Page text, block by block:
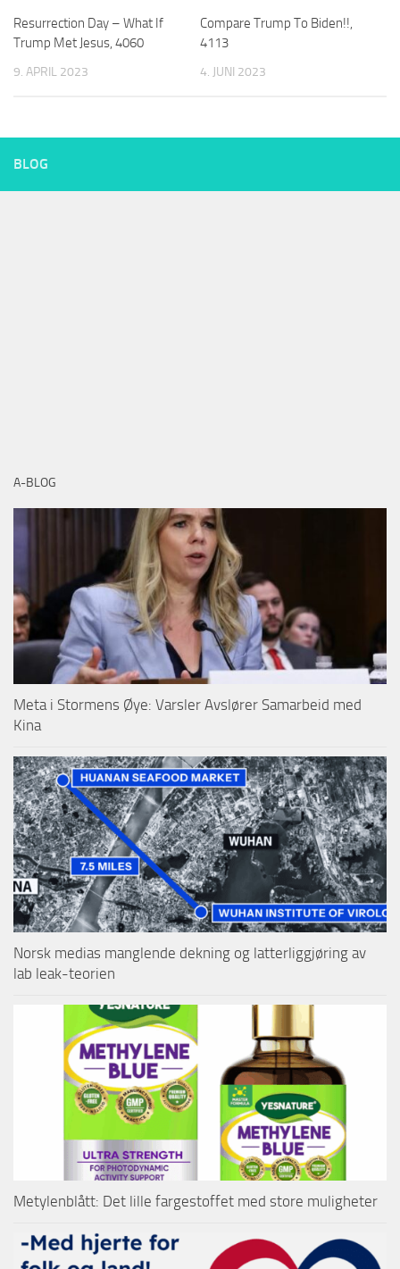
Resurrection Day – What If
Trump Met Jesus, 4060
9. APRIL 2023
Compare Trump To Biden!!,
4113
4. JUNI 2023
BLOG
A-BLOG
Meta i Stormens Øye: Varsler Avslører Samarbeid med
Kina
Norsk medias manglende dekning og latterliggjøring av
lab leak-teorien
Metylenblått: Det lille fargestoffet med store muligheter